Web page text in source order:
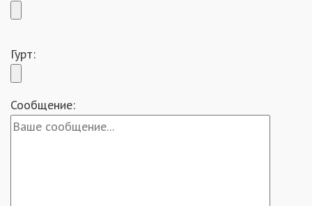
Гурт:
Сообщение: